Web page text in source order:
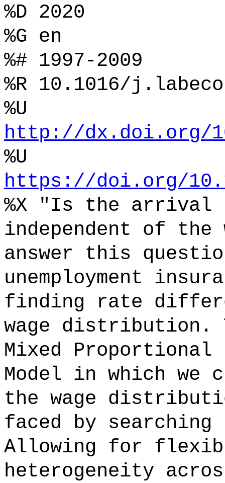
%D 2020
%G en
%# 1997-2009
%R 10.1016/
%U
http://dx.doi.org/
%U
https://doi.org/
%X "Is the
independent of the
answer this
unemployment
finding rate
wage distribution.
Mixed Proportional
Model in which
the wage
faced by searching
Allowing for
heterogeneity